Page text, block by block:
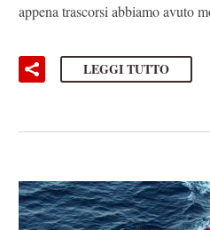
appena trascorsi abbiamo avuto
LEGGI TUTTO